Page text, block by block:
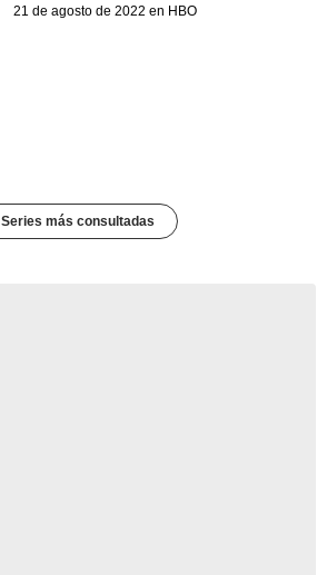
21 de agosto de 2022 en HBO
Series más consultadas